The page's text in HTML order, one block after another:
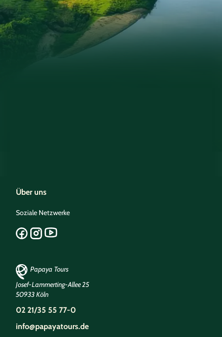
Über uns
Soziale Netzwerke
Papaya Tours
Josef-Lammerting-Allee 25
50933 Köln
02 21/35 55 77-0
info@papayatours.de